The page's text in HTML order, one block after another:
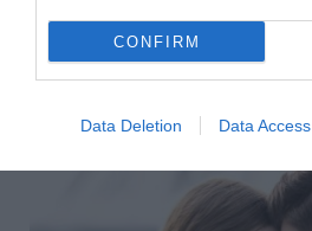
CONFIRM
Data Deletion Data Access
Korábbi bejegyzések
HASONLÓ BEJEGYZÉSEK